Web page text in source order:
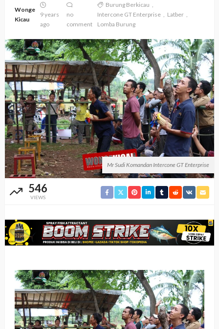
Wonge
Kicau
9 years
ago
no
comment
Burung Berkicau
Intercone GT Enterprise
Latber
Lomba Burung
Mr Sudi Komandan Intercone GT Enterprise
546
VIEWS